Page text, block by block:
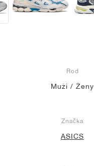
Rod
Muži / Ženy
Značka
ASICS